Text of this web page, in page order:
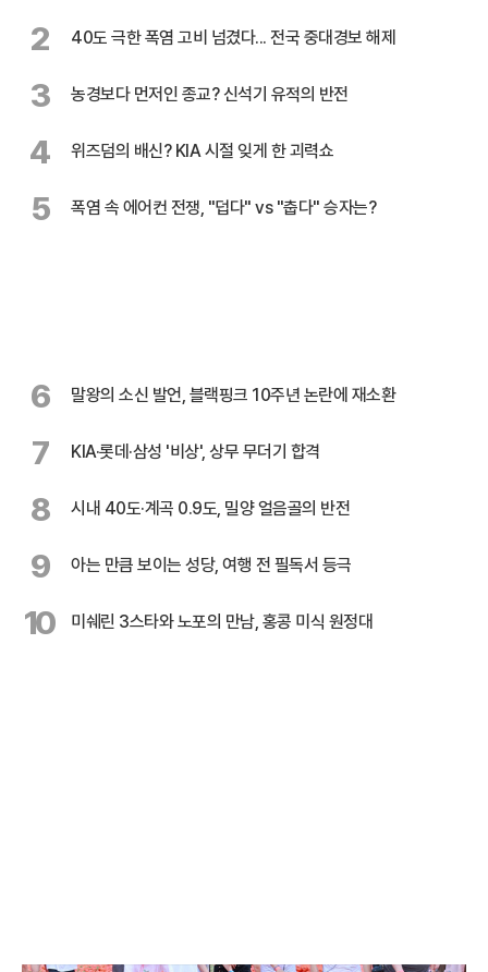
2
40도 극한 폭염 고비 넘겼다... 전국 중대경보 해제
3 농경보다 먼저인 종교? 신석기 유적의 반전
4 위즈덤의 배신? KIA 시절 잊게 한 괴력쇼
5 폭염 속 에어컨 전쟁, "덥다" vs "춥다" 승자는?
6 말왕의 소신 발언, 블랙핑크 10주년 논란에 재소환
7 KIA·롯데·삼성 '비상', 상무 무더기 합격
8 시내 40도·계곡 0.9도, 밀양 얼음골의 반전
9 아는 만큼 보이는 성당, 여행 전 필독서 등극
10 미쉐린 3스타와 노포의 만남, 홍콩 미식 원정대